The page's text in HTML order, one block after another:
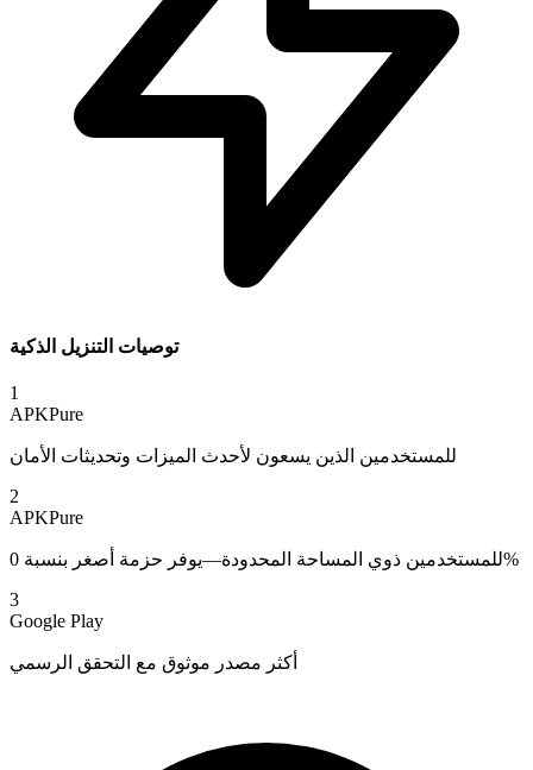
توصيات التنزيل الذكية
1
APKPure
للمستخدمين الذين يسعون لأحدث الميزات وتحديثات الأمان
2
APKPure
للمستخدمين ذوي المساحة المحدودة—يوفر حزمة أصغر بنسبة 0%
3
Google Play
أكثر مصدر موثوق مع التحقق الرسمي